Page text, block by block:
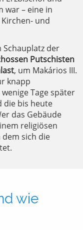
war – eine in
und
Schauplatz der
Putschisten
, um Makários III.
knapp
Tage später
die bis heute
das Gebäude
religiösen
sich die
wie